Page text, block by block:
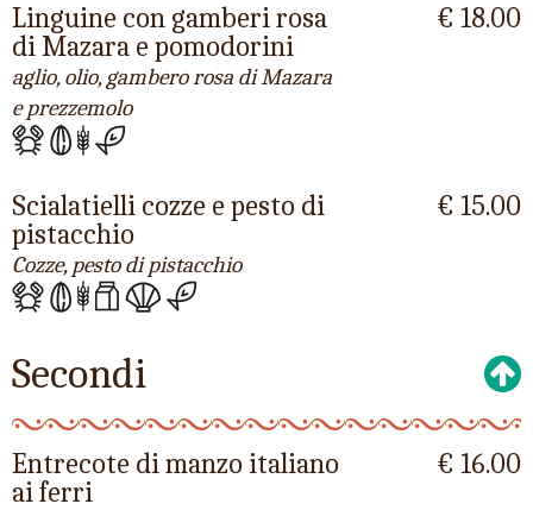
Linguine con gamberi rosa
di Mazara e pomodorini
aglio, olio, gambero rosa di Mazara
e prezzemolo
€ 18.00
Scialatielli cozze e pesto di
pistacchio
Cozze, pesto di pistacchio
€ 15.00
Secondi
Entrecote di manzo italiano
ai ferri
€ 16.00